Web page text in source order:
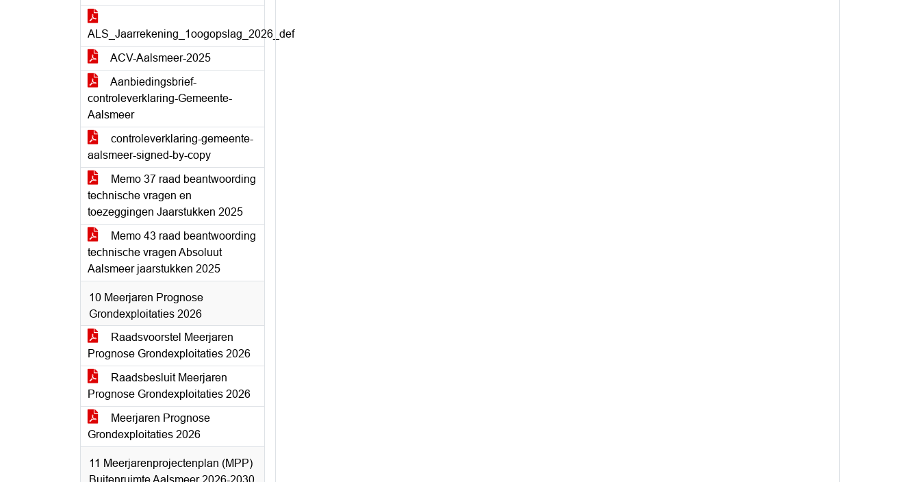
ALS_Jaarrekening_1oogopslag_2026_def
ACV-Aalsmeer-2025
Aanbiedingsbrief-
controleverklaring-Gemeente-
Aalsmeer
controleverklaring-gemeente-
aalsmeer-signed-by-copy
Memo 37 raad beantwoording
technische vragen en
toezeggingen Jaarstukken 2025
Memo 43 raad beantwoording
technische vragen Absoluut
Aalsmeer jaarstukken 2025
10 Meerjaren Prognose
Grondexploitaties 2026
Raadsvoorstel Meerjaren
Prognose Grondexploitaties 2026
Raadsbesluit Meerjaren
Prognose Grondexploitaties 2026
Meerjaren Prognose
Grondexploitaties 2026
11 Meerjarenprojectenplan (MPP)
Buitenruimte Aalsmeer 2026-2030